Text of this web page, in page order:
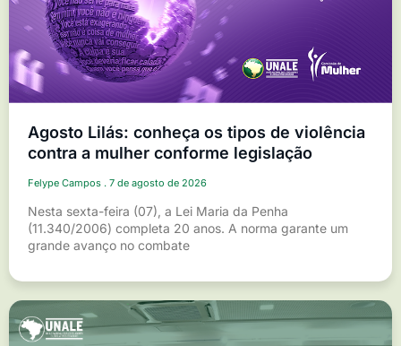
Agosto Lilás: conheça os tipos de violência
contra a mulher conforme legislação
Felype Campos 7 de agosto de 2026
Nesta sexta-feira (07), a Lei Maria da Penha
(11.340/2006) completa 20 anos. A norma garante um
grande avanço no combate